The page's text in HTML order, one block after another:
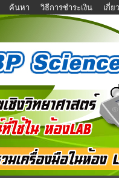
ค้นหา วิธีการชำระเงิน เกี่ย